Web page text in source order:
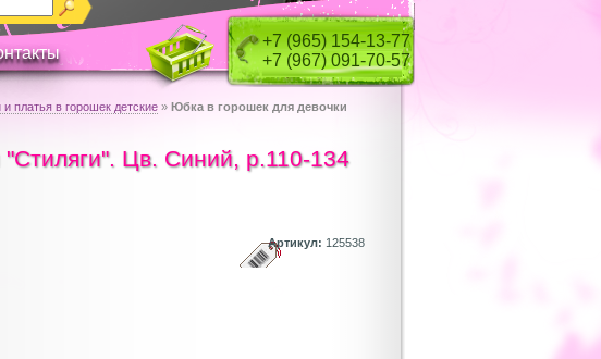
+7 (965) 154-13-77
+7 (967) 091-70-57
платья в горошек детские » Юбка в горошек для девочки
Цв. Cиний, р.110-134
Артикул: 125538